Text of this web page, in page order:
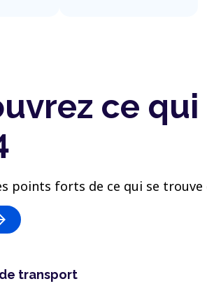
ce
points forts de ce qui se trouve
transport